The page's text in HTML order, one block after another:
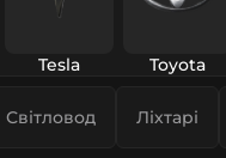
Tesla Toyota
Світловод Ліхтарі